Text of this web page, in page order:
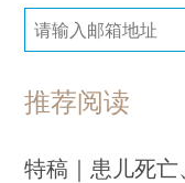
推荐阅读
特稿｜患儿死